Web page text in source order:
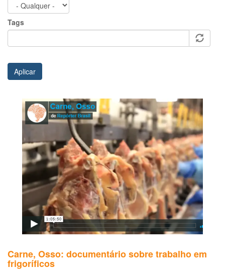
Tags
Aplicar
Carne, Osso: documentário sobre trabalho em
frigoríficos